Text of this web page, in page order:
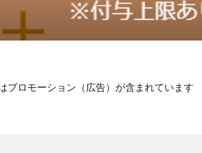
プロモーション（広告）が含まれています